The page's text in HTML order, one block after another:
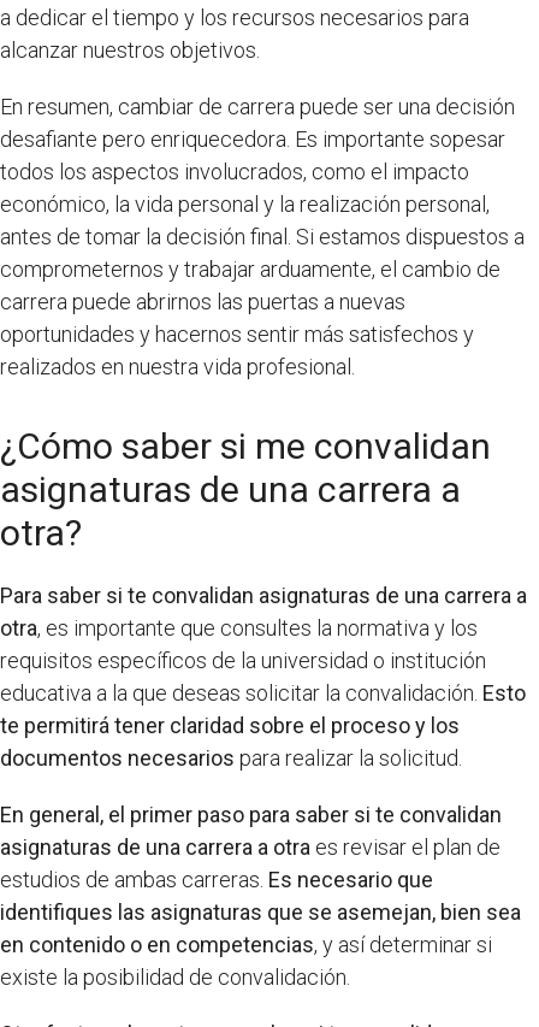
a dedicar el tiempo y los recursos necesarios para
alcanzar nuestros objetivos.
En resumen, cambiar de carrera puede ser una decisión
desafiante pero enriquecedora. Es importante sopesar
todos los aspectos involucrados, como el impacto
económico, la vida personal y la realización personal,
antes de tomar la decisión final. Si estamos dispuestos a
comprometernos y trabajar arduamente, el cambio de
carrera puede abrirnos las puertas a nuevas
oportunidades y hacernos sentir más satisfechos y
realizados en nuestra vida profesional.
¿Cómo saber si me convalidan
asignaturas de una carrera a
otra?
Para saber si te convalidan asignaturas de una carrera a
otra, es importante que consultes la normativa y los
requisitos específicos de la universidad o institución
educativa a la que deseas solicitar la convalidación. Esto
te permitirá tener claridad sobre el proceso y los
documentos necesarios para realizar la solicitud.
En general, el primer paso para saber si te convalidan
asignaturas de una carrera a otra es revisar el plan de
estudios de ambas carreras. Es necesario que
identifiques las asignaturas que se asemejan, bien sea
en contenido o en competencias, y así determinar si
existe la posibilidad de convalidación.